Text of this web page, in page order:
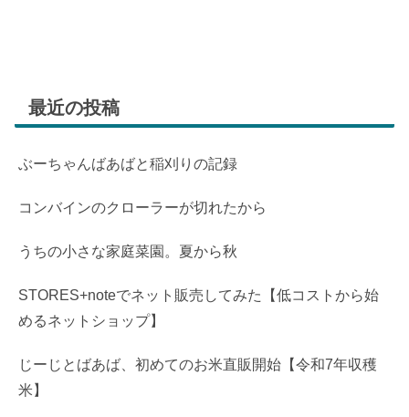
最近の投稿
ぶーちゃんばあばと稲刈りの記録
コンバインのクローラーが切れたから
うちの小さな家庭菜園。夏から秋
STORES+noteでネット販売してみた【低コストから始
めるネットショップ】
じーじとばあば、初めてのお米直販開始【令和7年収穫
米】